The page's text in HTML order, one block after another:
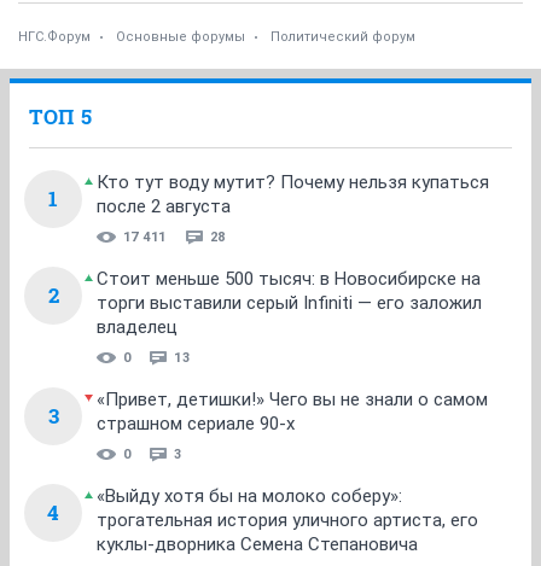
НГС.Форум Основные форумы Политический форум
ТОП 5
1
Кто тут воду мутит? Почему нельзя купаться
после 2 августа
17 411 28
2
Стоит меньше 500 тысяч: в Новосибирске на
торги выставили серый Infiniti — его заложил
владелец
0 13
3
«Привет, детишки!» Чего вы не знали о самом
страшном сериале 90-х
0 3
4
«Выйду хотя бы на молоко соберу»:
трогательная история уличного артиста, его
куклы-дворника Семена Степановича